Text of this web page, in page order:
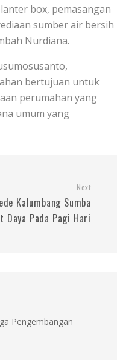
box, pemasangan
sumber air bersih
Nurdiana.
bertujuan untuk
perumahan yang
umum yang
Next
Kalumbang Sumba
Daya Pada Pagi Hari
Pengembangan